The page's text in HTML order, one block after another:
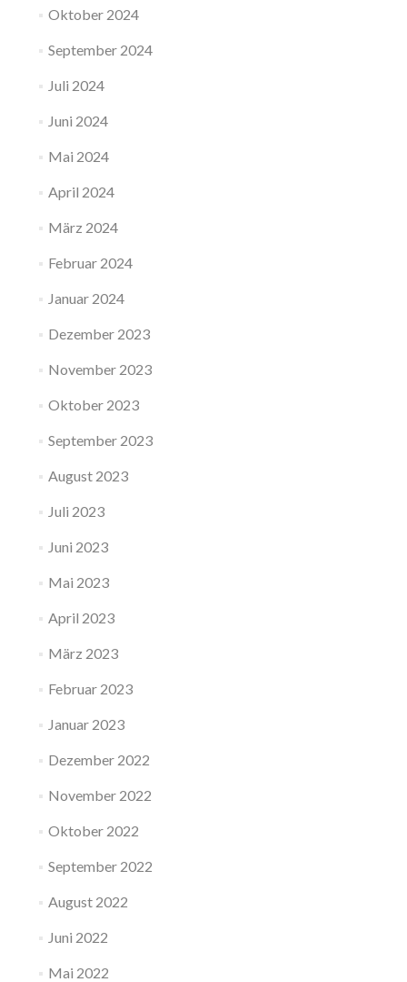
Oktober 2024
September 2024
Juli 2024
Juni 2024
Mai 2024
April 2024
März 2024
Februar 2024
Januar 2024
Dezember 2023
November 2023
Oktober 2023
September 2023
August 2023
Juli 2023
Juni 2023
Mai 2023
April 2023
März 2023
Februar 2023
Januar 2023
Dezember 2022
November 2022
Oktober 2022
September 2022
August 2022
Juni 2022
Mai 2022